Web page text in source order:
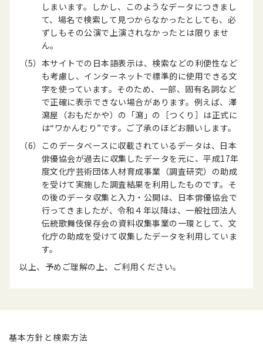
しまいます。しかし、このようなデータにつきまし
て、場名で検索して見つからなかったとしても、必
ずしもその公演で上演されなかったとは限りませ
ん。
（5） 本サイトでの日本語表示は、検索などの利便性など
も考慮し、インターネットで標準的に使用できる文
字を使っています。そのため、一部、固有名詞など
で正確に表示できない場合があります。例えば、澤
瀉屋（おもだかや）の「瀉」の［つくり］は正式に
は“ワかんむり”です。ご了承のほどお願いします。
（6）
このデータベースに収載されているデータは、日本
俳優協会が過去に収集したデータを元に、平成17年
度文化庁芸術団体人材育成事業（調査研究）の助成
を受けて実施した調査結果を利用したものです。そ
の後のデータ収集と入力・公開は、日本俳優協会で
行ってきましたが、令和４年以降は、一般社団法人
伝統歌舞伎保存会の資料収集事業の一環として、文
化庁の助成を受けて収集したデータを利用していま
す。
以上、予めご理解の上、ご利用ください。
基本方針と検索方法